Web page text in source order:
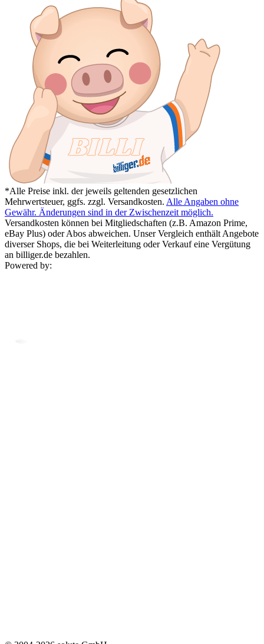
*Alle Preise inkl. der jeweils geltenden gesetzlichen
Mehrwertsteuer, ggfs. zzgl. Versandkosten. Alle Angaben ohne
Gewähr. Änderungen sind in der Zwischenzeit möglich.
Versandkosten können bei Mitgliedschaften (z.B. Amazon Prime,
eBay Plus) oder Abos abweichen. Unser Vergleich enthält Angebote
diverser Shops, die bei Weiterleitung oder Verkauf eine Vergütung
an billiger.de bezahlen.
Powered by: